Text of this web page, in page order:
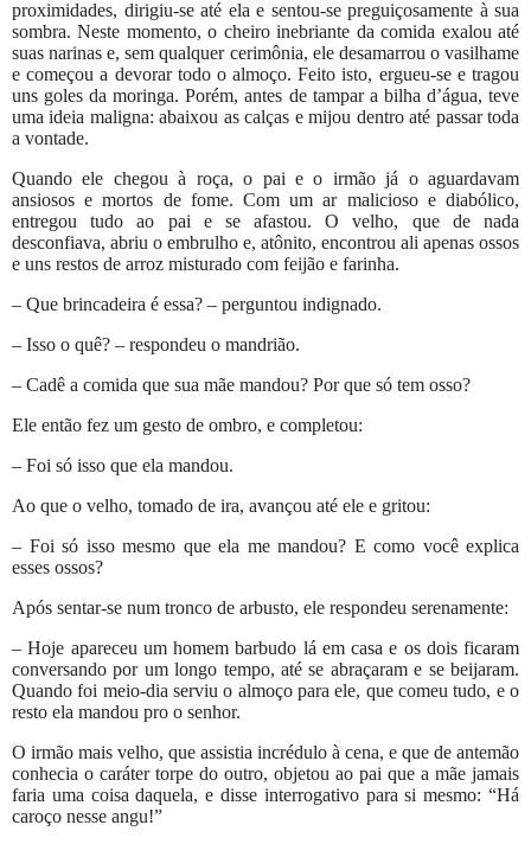
proximidades, dirigiu-se até ela e sentou-se preguiçosamente à sua
sombra. Neste momento, o cheiro inebriante da comida exalou até
suas narinas e, sem qualquer cerimônia, ele desamarrou o vasilhame
e começou a devorar todo o almoço. Feito isto, ergueu-se e tragou
uns goles da moringa. Porém, antes de tampar a bilha d’água, teve
uma ideia maligna: abaixou as calças e mijou dentro até passar toda
a vontade.
Quando ele chegou à roça, o pai e o irmão já o aguardavam
ansiosos e mortos de fome. Com um ar malicioso e diabólico,
entregou tudo ao pai e se afastou. O velho, que de nada
desconfiava, abriu o embrulho e, atônito, encontrou ali apenas ossos
e uns restos de arroz misturado com feijão e farinha.
– Que brincadeira é essa? – perguntou indignado.
– Isso o quê? – respondeu o mandrião.
– Cadê a comida que sua mãe mandou? Por que só tem osso?
Ele então fez um gesto de ombro, e completou:
– Foi só isso que ela mandou.
Ao que o velho, tomado de ira, avançou até ele e gritou:
– Foi só isso mesmo que ela me mandou? E como você explica
esses ossos?
Após sentar-se num tronco de arbusto, ele respondeu serenamente:
– Hoje apareceu um homem barbudo lá em casa e os dois ficaram
conversando por um longo tempo, até se abraçaram e se beijaram.
Quando foi meio-dia serviu o almoço para ele, que comeu tudo, e o
resto ela mandou pro o senhor.
O irmão mais velho, que assistia incrédulo à cena, e que de antemão
conhecia o caráter torpe do outro, objetou ao pai que a mãe jamais
faria uma coisa daquela, e disse interrogativo para si mesmo: “Há
caroço nesse angu!”